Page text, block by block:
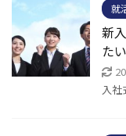
就
新
た
入社